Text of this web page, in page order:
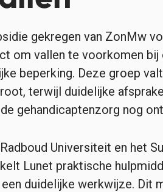
gekregen van ZonMw
om vallen te voorkomen bij
beperking. Deze groep
terwijl duidelijke
gehandicaptenzorg nog
Universiteit en het
Lunet praktische
duidelijke werkwijze. Dit